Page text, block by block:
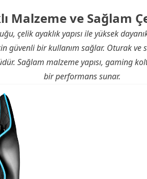
Malzeme ve Sağlam
çelik ayaklık yapısı ile yüksek
güvenli bir kullanım sağlar. Oturak ve
Sağlam malzeme yapısı, gaming
bir performans sunar.